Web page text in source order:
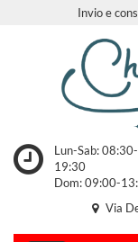
Invio e
Lun-Sab:
19:30
Dom: 09:00-
Via